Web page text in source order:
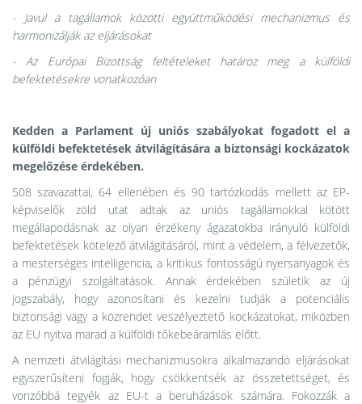
- Javul a tagállamok közötti együttműködési mechanizmus és
harmonizálják az eljárásokat
- Az Európai Bizottság feltételeket határoz meg a külföldi
befektetésekre vonatkozóan
Kedden a Parlament új uniós szabályokat fogadott el a
külföldi befektetések átvilágítására a biztonsági kockázatok
megelőzése érdekében.
508 szavazattal, 64 ellenében és 90 tartózkodás mellett az EP-
képviselők zöld utat adtak az uniós tagállamokkal kötött
megállapodásnak az olyan érzékeny ágazatokba irányuló külföldi
befektetések kötelező átvilágításáról, mint a védelem, a félvezetők,
a mesterséges intelligencia, a kritikus fontosságú nyersanyagok és
a pénzügyi szolgáltatások. Annak érdekében születik az új
jogszabály, hogy azonosítani és kezelni tudják a potenciális
biztonsági vagy a közrendet veszélyeztető kockázatokat, miközben
az EU nyitva marad a külföldi tőkebeáramlás előtt.
A nemzeti átvilágítási mechanizmusokra alkalmazandó eljárásokat
egyszerűsíteni fogják, hogy csökkentsék az összetettséget, és
vonzóbbá tegyék az EU-t a beruházások számára. Fokozzák a